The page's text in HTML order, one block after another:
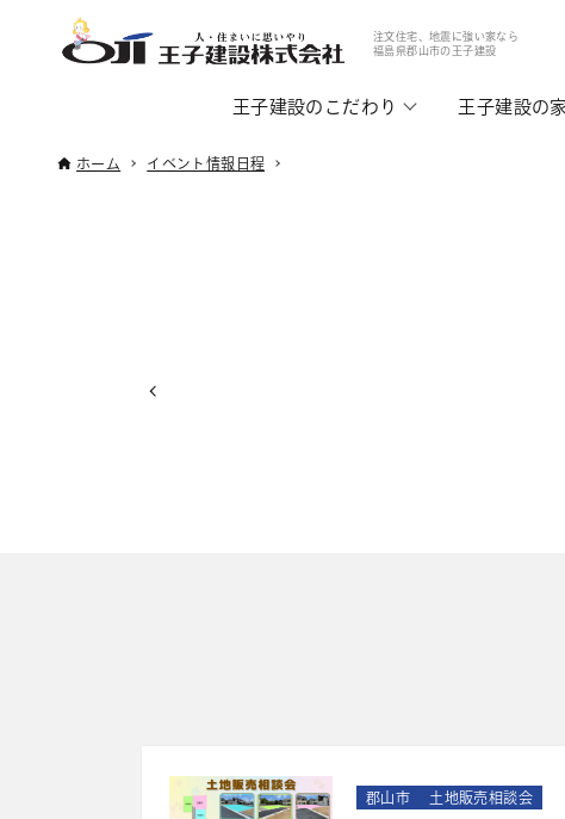
注文住宅、地震に強い家なら
福島県郡山市の王子建設
王子建設のこだわり 王子建設の
ホーム イベント情報日程
郡山市 土地販売相談会